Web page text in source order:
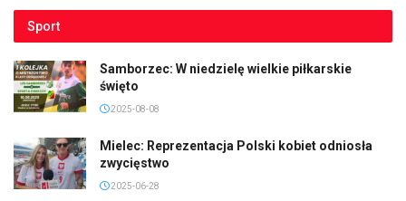
Sport
Samborzec: W niedzielę wielkie piłkarskie
święto
2025-08-08
Mielec: Reprezentacja Polski kobiet odniosła
zwycięstwo
2025-06-28